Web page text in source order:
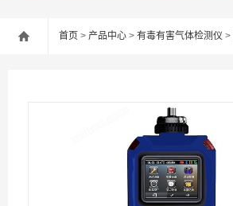
首页 > 产品中心 > 有毒有害气体检测仪 >